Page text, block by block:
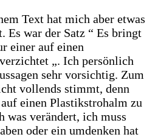
Text hat mich aber etwas
Es war der Satz “ Es bringt
einer auf einen
„. Ich persönlich
sehr vorsichtig. Zum
vollends stimmt, denn
einen Plastikstrohalm zu
was verändert, ich muss
oder ein umdenken hat